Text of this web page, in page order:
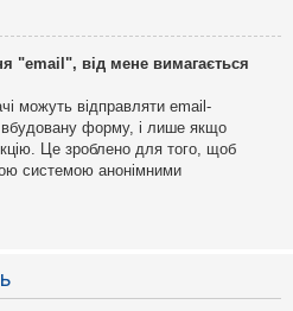
"email", від мене вимагається
можуть відправляти email-
форму, і лише якщо
Це зроблено для того, щоб
системою анонімними